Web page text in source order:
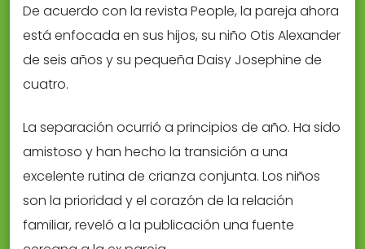
De acuerdo con la revista People, la pareja ahora
está enfocada en sus hijos, su niño Otis Alexander
de seis años y su pequeña Daisy Josephine de
cuatro.
La separación ocurrió a principios de año. Ha sido
amistoso y han hecho la transición a una
excelente rutina de crianza conjunta. Los niños
son la prioridad y el corazón de la relación
familiar, reveló a la publicación una fuente